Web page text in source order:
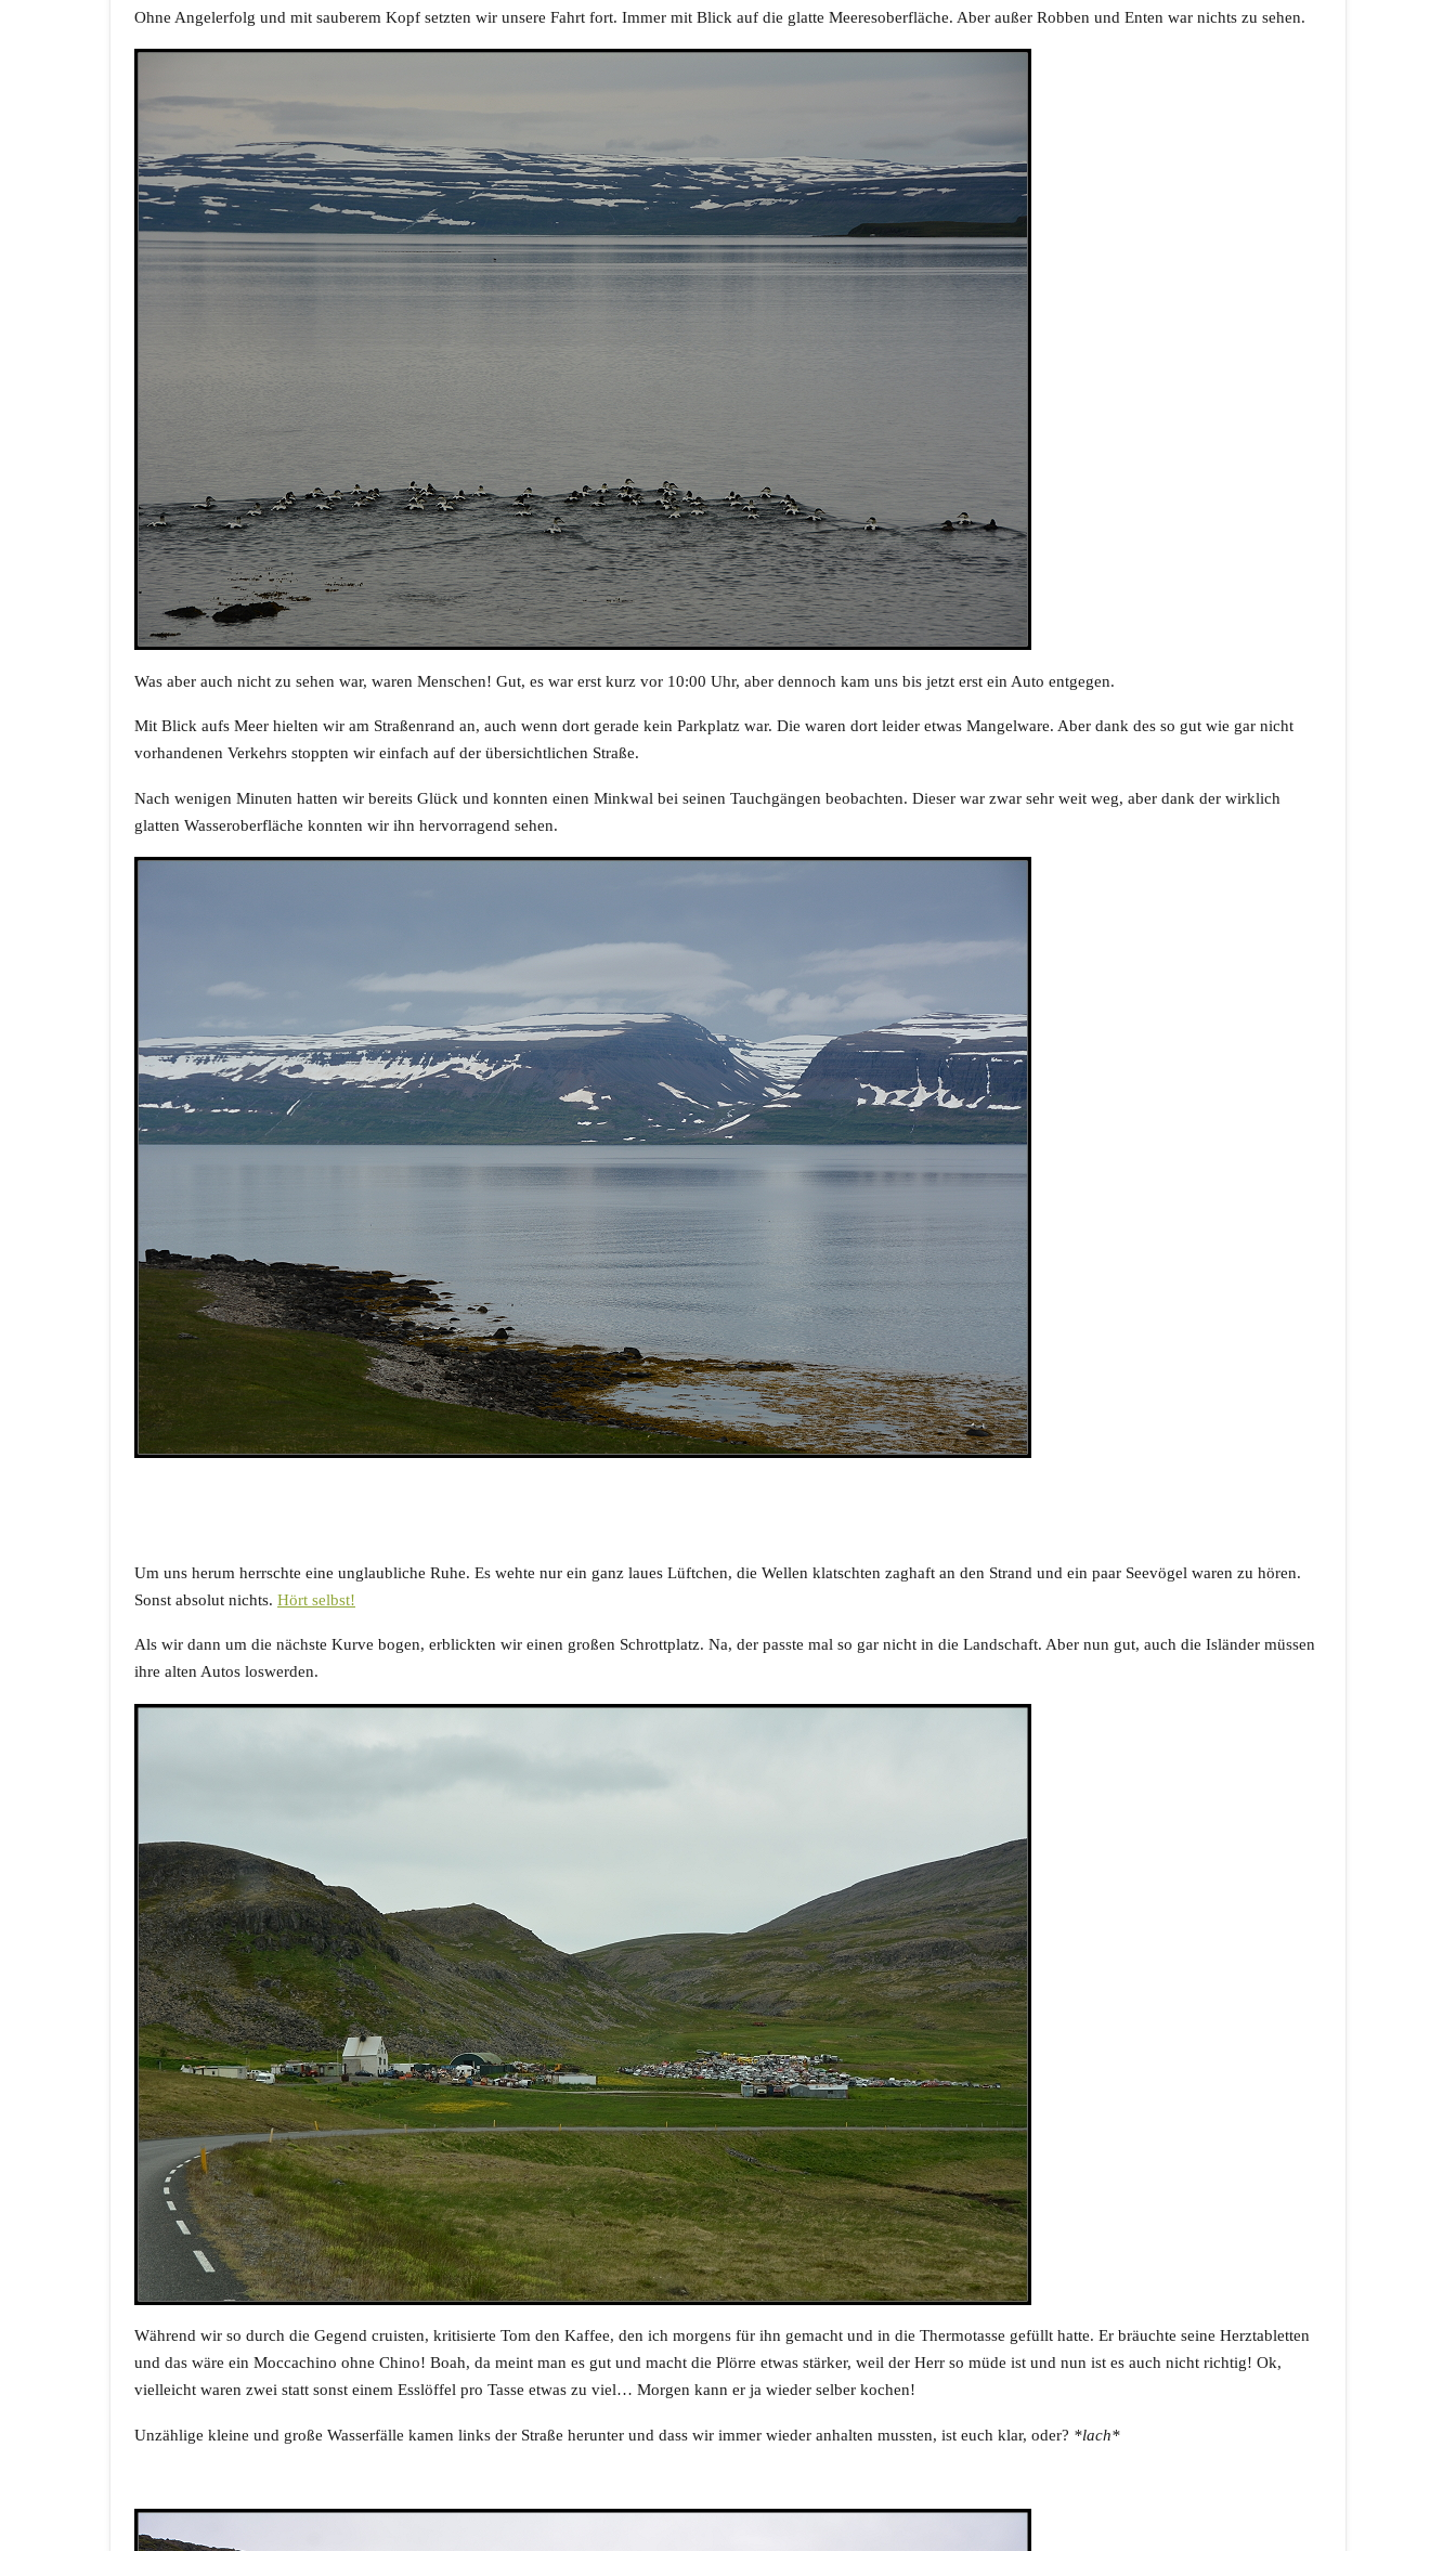
Ohne Angelerfolg und mit sauberem Kopf setzten wir unsere Fahrt fort. Immer mit Blick auf die glatte Meeresoberfläche. Aber außer Robben und Enten war nichts zu sehen.
Was aber auch nicht zu sehen war, waren Menschen! Gut, es war erst kurz vor 10:00 Uhr, aber dennoch kam uns bis jetzt erst ein Auto entgegen.
Mit Blick aufs Meer hielten wir am Straßenrand an, auch wenn dort gerade kein Parkplatz war. Die waren dort leider etwas Mangelware. Aber dank des so gut wie gar nicht
vorhandenen Verkehrs stoppten wir einfach auf der übersichtlichen Straße.
Nach wenigen Minuten hatten wir bereits Glück und konnten einen Minkwal bei seinen Tauchgängen beobachten. Dieser war zwar sehr weit weg, aber dank der wirklich
glatten Wasseroberfläche konnten wir ihn hervorragend sehen.
Um uns herum herrschte eine unglaubliche Ruhe. Es wehte nur ein ganz laues Lüftchen, die Wellen klatschten zaghaft an den Strand und ein paar Seevögel waren zu hören.
Sonst absolut nichts. Hört selbst!
Als wir dann um die nächste Kurve bogen, erblickten wir einen großen Schrottplatz. Na, der passte mal so gar nicht in die Landschaft. Aber nun gut, auch die Isländer müssen
ihre alten Autos loswerden.
Während wir so durch die Gegend cruisten, kritisierte Tom den Kaffee, den ich morgens für ihn gemacht und in die Thermotasse gefüllt hatte. Er bräuchte seine Herztabletten
und das wäre ein Moccachino ohne Chino! Boah, da meint man es gut und macht die Plörre etwas stärker, weil der Herr so müde ist und nun ist es auch nicht richtig! Ok,
vielleicht waren zwei statt sonst einem Esslöffel pro Tasse etwas zu viel… Morgen kann er ja wieder selber kochen!
Unzählige kleine und große Wasserfälle kamen links der Straße herunter und dass wir immer wieder anhalten mussten, ist euch klar, oder? *lach*